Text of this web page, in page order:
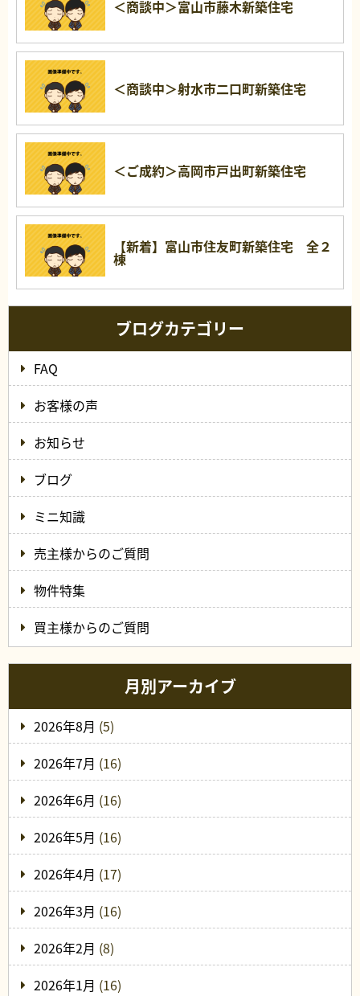
＜商談中＞富山市藤木新築住宅
＜商談中＞射水市二口町新築住宅
＜ご成約＞高岡市戸出町新築住宅
【新着】富山市住友町新築住宅 全２
棟
ブログカテゴリー
FAQ
お客様の声
お知らせ
ブログ
ミニ知識
売主様からのご質問
物件特集
買主様からのご質問
月別アーカイブ
2026年8月 (5)
2026年7月 (16)
2026年6月 (16)
2026年5月 (16)
2026年4月 (17)
2026年3月 (16)
2026年2月 (8)
2026年1月 (16)